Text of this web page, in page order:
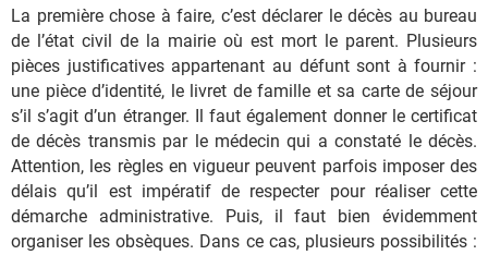
La première chose à faire, c’est déclarer le décès au bureau
de l’état civil de la mairie où est mort le parent. Plusieurs
pièces justificatives appartenant au défunt sont à fournir :
une pièce d’identité, le livret de famille et sa carte de séjour
s’il s’agit d’un étranger. Il faut également donner le certificat
de décès transmis par le médecin qui a constaté le décès.
Attention, les règles en vigueur peuvent parfois imposer des
délais qu’il est impératif de respecter pour réaliser cette
démarche administrative. Puis, il faut bien évidemment
organiser les obsèques. Dans ce cas, plusieurs possibilités :